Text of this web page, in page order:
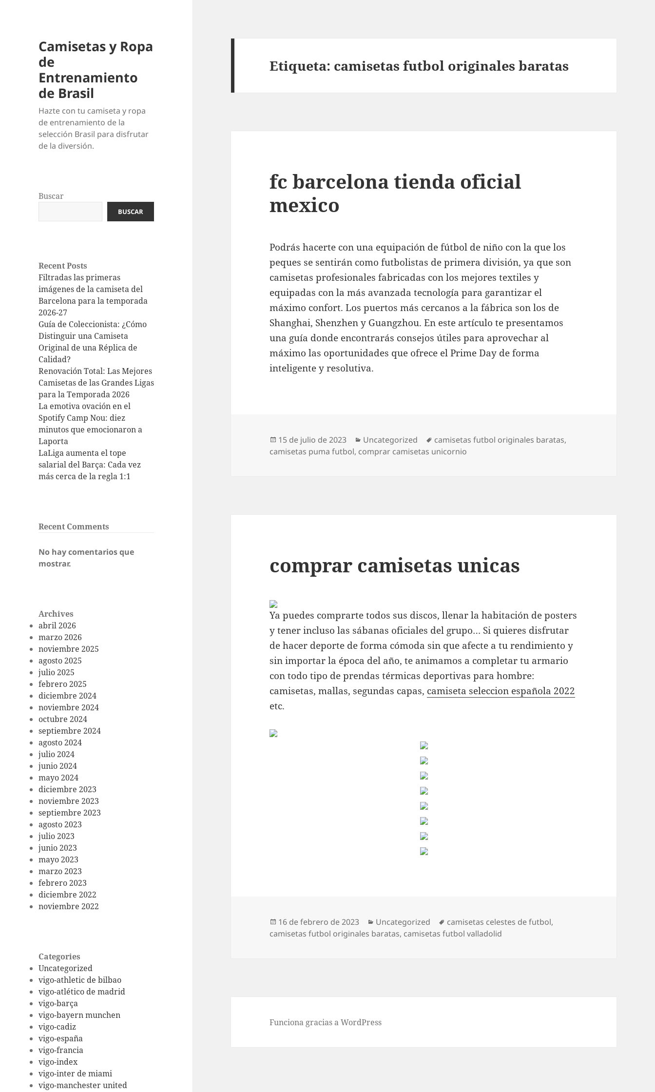
Camisetas y Ropa
de
Entrenamiento
de Brasil
Hazte con tu camiseta y ropa
de entrenamiento de la
selección Brasil para disfrutar
de la diversión.
Buscar
BUSCAR
Recent Posts
Filtradas las primeras
imágenes de la camiseta del
Barcelona para la temporada
2026-27
Guía de Coleccionista: ¿Cómo
Distinguir una Camiseta
Original de una Réplica de
Calidad?
Renovación Total: Las Mejores
Camisetas de las Grandes Ligas
para la Temporada 2026
La emotiva ovación en el
Spotify Camp Nou: diez
minutos que emocionaron a
Laporta
LaLiga aumenta el tope
salarial del Barça: Cada vez
más cerca de la regla 1:1
Recent Comments
No hay comentarios que
mostrar.
Archives
abril 2026
marzo 2026
noviembre 2025
agosto 2025
julio 2025
febrero 2025
diciembre 2024
noviembre 2024
octubre 2024
septiembre 2024
agosto 2024
julio 2024
junio 2024
mayo 2024
diciembre 2023
noviembre 2023
septiembre 2023
agosto 2023
julio 2023
junio 2023
mayo 2023
marzo 2023
febrero 2023
diciembre 2022
noviembre 2022
Categories
Uncategorized
vigo-athletic de bilbao
vigo-atlético de madrid
vigo-barça
vigo-bayern munchen
vigo-cadiz
vigo-españa
vigo-francia
vigo-index
vigo-inter de miami
vigo-manchester united
Etiqueta: camisetas futbol originales baratas
fc barcelona tienda oficial
mexico
Podrás hacerte con una equipación de fútbol de niño con la que los
peques se sentirán como futbolistas de primera división, ya que son
camisetas profesionales fabricadas con los mejores textiles y
equipadas con la más avanzada tecnología para garantizar el
máximo confort. Los puertos más cercanos a la fábrica son los de
Shanghai, Shenzhen y Guangzhou. En este artículo te presentamos
una guía donde encontrarás consejos útiles para aprovechar al
máximo las oportunidades que ofrece el Prime Day de forma
inteligente y resolutiva.
Publicado
el
15 de julio de 2023 Categorías
Uncategorized Etiquetas
camisetas futbol originales baratas,
camisetas puma futbol, comprar camisetas unicornio
comprar camisetas unicas
Ya puedes comprarte todos sus discos, llenar la habitación de posters
y tener incluso las sábanas oficiales del grupo… Si quieres disfrutar
de hacer deporte de forma cómoda sin que afecte a tu rendimiento y
sin importar la época del año, te animamos a completar tu armario
con todo tipo de prendas térmicas deportivas para hombre:
camisetas, mallas, segundas capas, camiseta seleccion española 2022
etc.
Publicado
el
16 de febrero de 2023 Categorías
Uncategorized Etiquetas
camisetas celestes de futbol,
camisetas futbol originales baratas, camisetas futbol valladolid
Funciona gracias a WordPress